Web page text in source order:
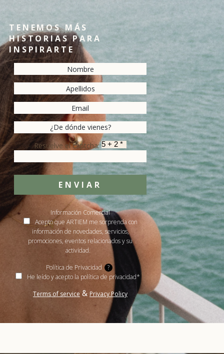
TENEMOS MÁS
HISTORIAS PARA
INSPIRARTE
Resuelve el captcha:
ENVIAR
Información Comercial
Acepto que ARTIEM me sorprenda con
información de novedades, servicios,
promociones, eventos relacionados y su
actividad.
Política de Privacidad
?
He leído y acepto la política de privacidad*
Terms of service & Privacy Policy